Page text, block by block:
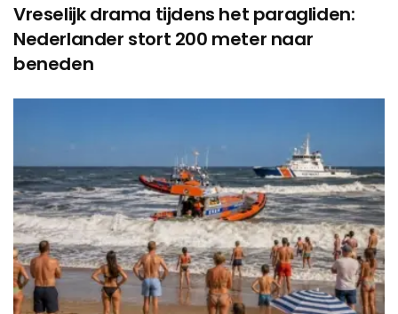
Vreselijk drama tijdens het paragliden:
Nederlander stort 200 meter naar
beneden